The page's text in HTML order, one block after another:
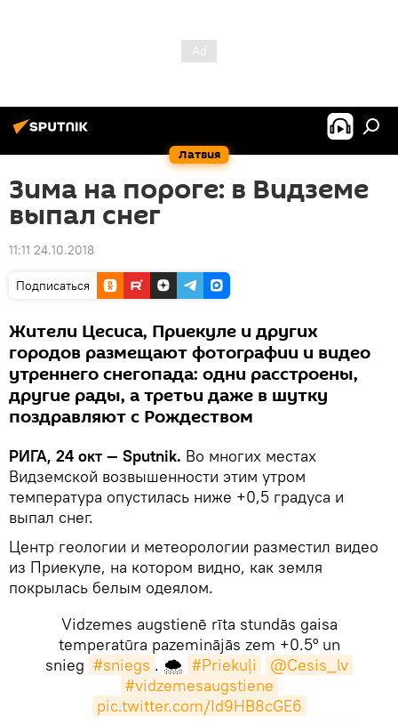
Латвия
Зима на пороге: в Видземе
выпал снег
11:11 24.10.2018
Подписаться
Жители Цесиса, Приекуле и других
городов размещают фотографии и видео
утреннего снегопада: одни расстроены,
другие рады, а третьи даже в шутку
поздравляют с Рождеством
РИГА, 24 окт — Sputnik. Во многих местах
Видземской возвышенности этим утром
температура опустилась ниже +0,5 градуса и
выпал снег.
Центр геологии и метеорологии разместил видео
из Приекуле, на котором видно, как земля
покрылась белым одеялом.
Vidzemes augstienē rīta stundās gaisa
temperatūra pazeminājās zem +0.5° un
snieg #sniegs . 🌨️ #Priekuļi
@Cesis_lv
#vidzemesaugstiene
pic.twitter.com/Id9HB8cGE6